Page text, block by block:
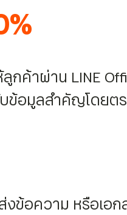
กค้าผ่าน LINE
บข้อมูลสำคัญโดยต
งข้อความ หรือเอ